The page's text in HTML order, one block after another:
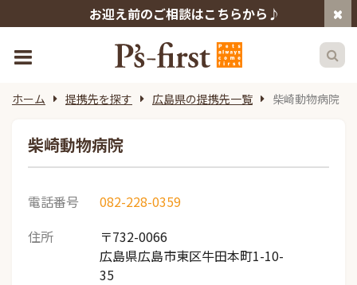
お迎え前のご相談はこちらから♪
ホーム 提携先を探す 広島県の提携先一覧 柴崎動物病院
柴崎動物病院
電話番号
082-228-0359
住所
〒732-0066
広島県広島市東区牛田本町1-10-
35